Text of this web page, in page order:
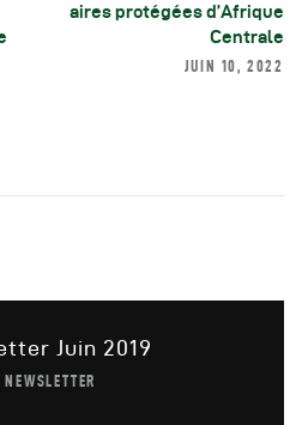
aires protégées d’Afrique
Centrale
JUIN 10, 2022
Juin 2019